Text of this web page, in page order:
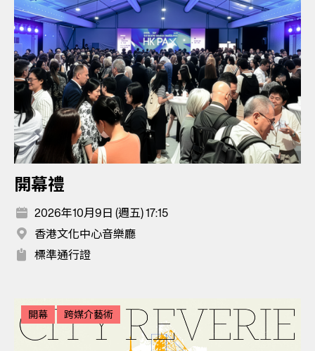
開幕禮
2026年10月9日 (週五) 17:15
香港文化中心音樂廳
標準通行證
開幕 跨媒介藝術